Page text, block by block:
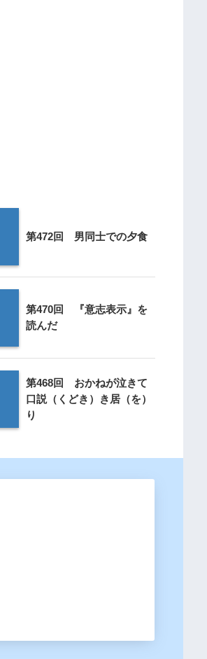
第472回 男同士での夕食
第470回 『意志表示』を
読んだ
第468回 おかねが泣きて
口説（くどき）き居（を）
り